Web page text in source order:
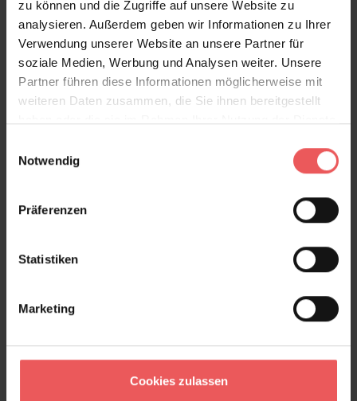
zu können und die Zugriffe auf unsere Website zu
analysieren. Außerdem geben wir Informationen zu Ihrer
Verwendung unserer Website an unsere Partner für
soziale Medien, Werbung und Analysen weiter. Unsere
Partner führen diese Informationen möglicherweise mit
weiteren Daten zusammen, die Sie ihnen bereitgestellt
Notwendig
Präferenzen
Statistiken
Marketing
Cookies zulassen
Explore stripe, col. 42